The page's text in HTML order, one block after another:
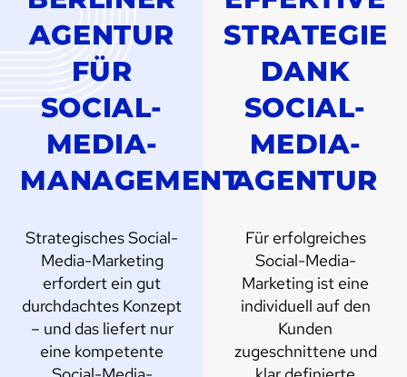
AGENTUR
FÜR
SOCIAL-
MEDIA-
MANAGEMENT
Strategisches Social-
Media-Marketing
erfordert ein gut
durchdachtes Konzept
– und das liefert nur
eine kompetente
STRATEGIE
DANK
SOCIAL-
MEDIA-
AGENTUR
Für erfolgreiches
Social-Media-
Marketing ist eine
individuell auf den
Kunden
zugeschnittene und